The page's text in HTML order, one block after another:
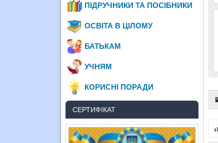
ПІДРУЧНИКИ ТА ПОСІБНИКИ
ОСВІТА В ЦІЛОМУ
БАТЬКАМ
УЧНЯМ
КОРИСНІ ПОРАДИ
СЕРТИФІКАТ